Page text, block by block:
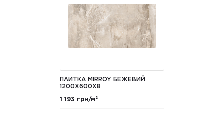
ПЛИТКА MIRROY БЕЖЕВИЙ
1200X600X8
1 193 грн/м²